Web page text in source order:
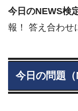
今日のNEWS検
報！ 答え合わせ
今日の問題（